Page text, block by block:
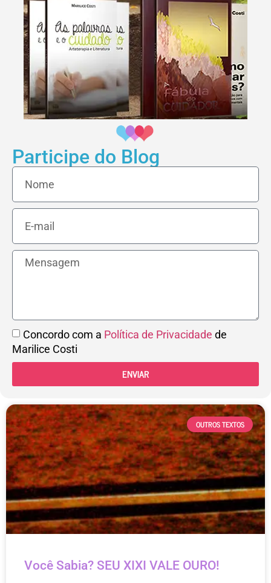
Participe do Blog
Concordo com a Política de Privacidade de
Marilice Costi
ENVIAR
OUTROS TEXTOS
Você Sabia? SEU XIXI VALE OURO!